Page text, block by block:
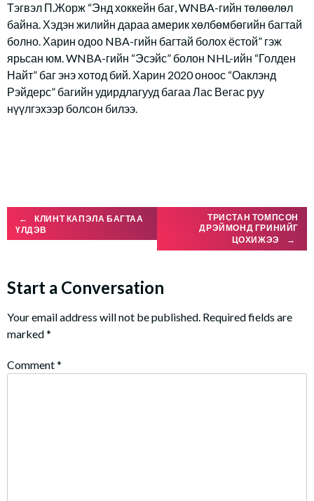
Тэгвэл П.Жорж “Энд хоккейн баг, WNBA-гийн төлөөлөл
байна. Хэдэн жилийн дараа америк хөлбөмбөгийн багтай
болно. Харин одоо NBA-гийн багтай болох ёстой” гэж
ярьсан юм. WNBA-гийн “Эсэйс” болон NHL-ийн “Голден
Найт” баг энэ хотод бий. Харин 2020 оноос “Оаклэнд
Рэйдерс” багийн удирдлагууд багаа Лас Вегас руу
нүүлгэхээр болсон билээ.
Post
←
КЛИНТ КАПЭЛА БАГТАА
ҮЛДЭВ
ТРИСТАН ТОМПСОН
ДРЭЙМОНД ГРИНИЙГ
ЦОХИЖЭЭ
→
Start a Conversation
Your email address will not be published. Required fields are
marked*
Comment*